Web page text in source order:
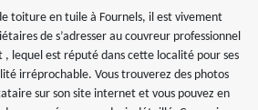
toiture en tuile à Fournels, il est vivement
de s’adresser au couvreur professionnel
, lequel est réputé dans cette localité pour ses
irréprochable. Vous trouverez des photos
sur son site internet et vous pouvez en